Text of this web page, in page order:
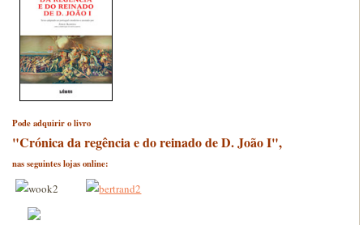
Pode adquirir o livro
"Crónica da regência e do reinado de D. João I",
nas seguintes lojas online: